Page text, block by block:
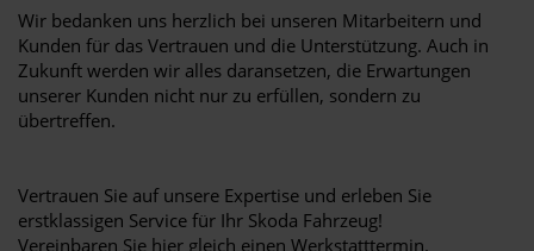
Wir bedanken uns herzlich bei unseren Mitarbeitern und
Kunden für das Vertrauen und die Unterstützung. Auch in
Zukunft werden wir alles daransetzen, die Erwartungen
unserer Kunden nicht nur zu erfüllen, sondern zu
übertreffen.
Vertrauen Sie auf unsere Expertise und erleben Sie
erstklassigen Service für Ihr Skoda Fahrzeug!
Vereinbaren Sie hier gleich einen Werkstatttermin.